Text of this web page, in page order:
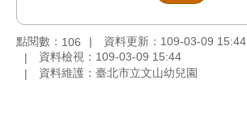
點閱數： 106
資料更新：109-03-09 15:44
資料檢視：109-03-09 15:44
資料維護：臺北市立文山幼兒園